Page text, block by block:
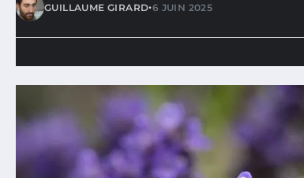
GUILLAUME GIRARD•6 JUIN 2025